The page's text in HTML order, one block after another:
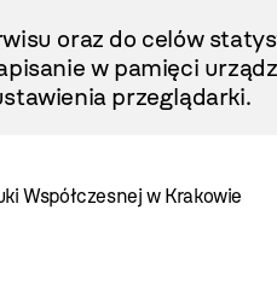
oraz do celów
w pamięci
przeglądarki.
Współczesnej w Krakowie